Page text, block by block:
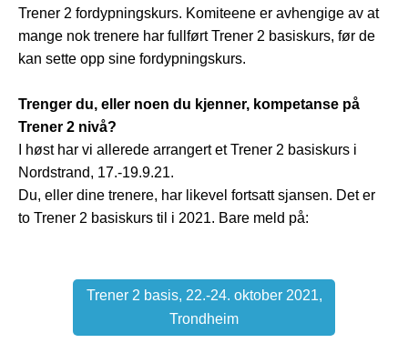
Trener 2 fordypningskurs. Komiteene er avhengige av at
mange nok trenere har fullført Trener 2 basiskurs, før de
kan sette opp sine fordypningskurs.
Trenger du, eller noen du kjenner, kompetanse på
Trener 2 nivå?
I høst har vi allerede arrangert et Trener 2 basiskurs i
Nordstrand, 17.-19.9.21.
Du, eller dine trenere, har likevel fortsatt sjansen. Det er
to Trener 2 basiskurs til i 2021. Bare meld på:
Trener 2 basis, 22.-24. oktober 2021,
Trondheim